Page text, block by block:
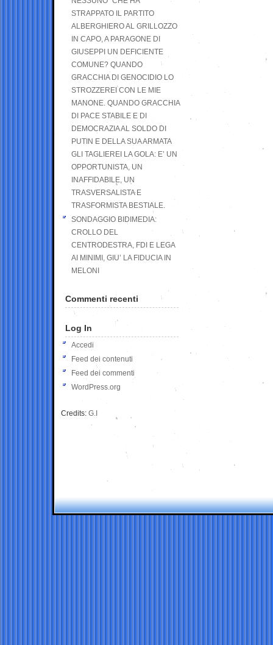
STRAPPATO IL PARTITO
ALBERGHIERO AL GRILLOZZO
IN CAPO, A PARAGONE DI
GIUSEPPI UN DEFICIENTE
COMUNE? QUANDO
GRACCHIA DI GENOCIDIO LO
STROZZEREI CON LE MIE
MANONE. QUANDO GRACCHIA
DI PACE STABILE E DI
DEMOCRAZIA AL SOLDO DI
PUTIN E DELLA SUA ARMATA
GLI TAGLIEREI LA GOLA: E’ UN
OPPORTUNISTA, UN
INAFFIDABILE, UN
TRASVERSALISTA E
TRASFORMISTA BESTIALE.
SONDAGGIO BIDIMEDIA:
CROLLO DEL
CENTRODESTRA, FDI E LEGA
AI MINIMI, GIU’ LA FIDUCIA IN
MELONI
Commenti recenti
Log In
Accedi
Feed dei contenuti
Feed dei commenti
WordPress.org
Credits: G.I